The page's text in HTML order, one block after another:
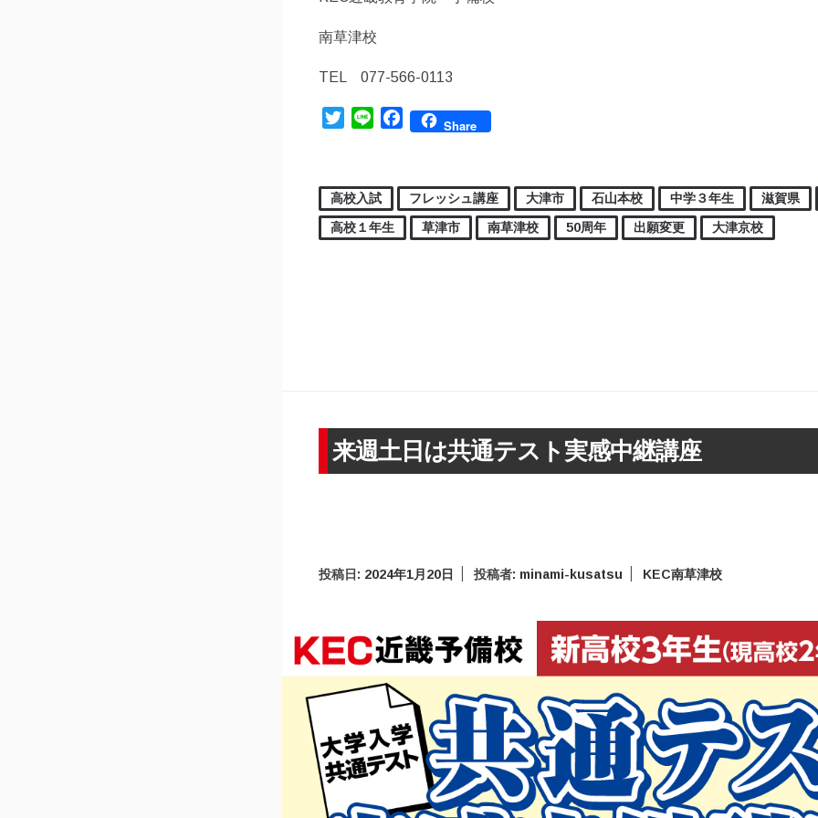
南草津校
TEL 077-566-0113
TwitterLine FacebookShare
高校入試 フレッシュ講座 大津市 石山本校 中学３年生
滋賀県
高校１年生
草津市 南草津校 50周年 出願変更 大津京校
来週土日は共通テスト実感中継講座
投稿日: 2024年1月20日 投稿者: minami-kusatsu KEC南草津校